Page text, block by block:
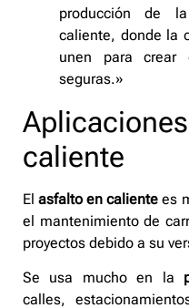
producción de
caliente, donde la
unen para crear
seguras.»
caliente
Elasfalto en caliente es
el mantenimiento de
proyectos debido a su
Se usa mucho en la
calles,